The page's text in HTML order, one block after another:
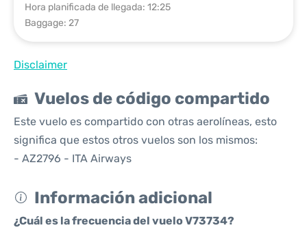
Hora planificada de llegada: 12:25
Baggage: 27
Disclaimer
Vuelos de código compartido
Este vuelo es compartido con otras aerolíneas, esto
significa que estos otros vuelos son los mismos:
- AZ2796 - ITA Airways
Información adicional
¿Cuál es la frecuencia del vuelo V73734?